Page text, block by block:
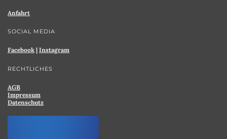
Anfahrt
SOCIAL MEDIA
Facebook | Instagram
RECHTLICHES
AGB
Impressum
Datenschutz